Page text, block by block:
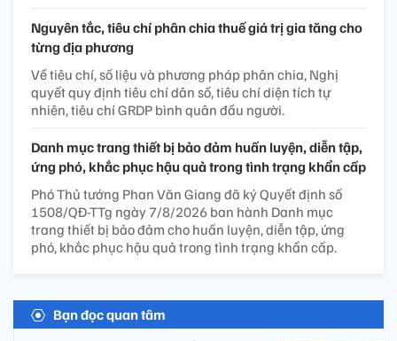
Nguyên tắc, tiêu chí phân chia thuế giá trị gia tăng cho
từng địa phương
Về tiêu chí, số liệu và phương pháp phân chia, Nghị
quyết quy định tiêu chí dân số, tiêu chí diện tích tự
nhiên, tiêu chí GRDP bình quân đầu người.
Danh mục trang thiết bị bảo đảm huấn luyện, diễn tập,
ứng phó, khắc phục hậu quả trong tình trạng khẩn cấp
Phó Thủ tướng Phan Văn Giang đã ký Quyết định số
1508/QĐ-TTg ngày 7/8/2026 ban hành Danh mục
trang thiết bị bảo đảm cho huấn luyện, diễn tập, ứng
phó, khắc phục hậu quả trong tình trạng khẩn cấp.
Bạn đọc quan tâm